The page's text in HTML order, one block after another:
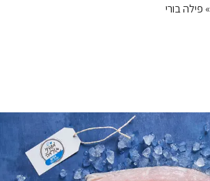
» פילה בורי